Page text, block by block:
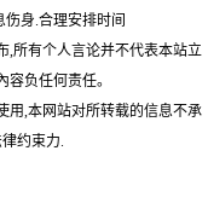
身.合理安排时间
,所有个人言论并不代表本站立
负任何责任。
用,本网站对所转载的信息不承
约束力.